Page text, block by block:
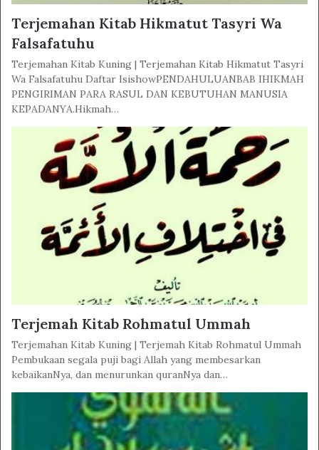
Terjemahan Kitab Hikmatut Tasyri Wa
Falsafatuhu
Terjemahan Kitab Kuning | Terjemahan Kitab Hikmatut Tasyri
Wa Falsafatuhu Daftar IsishowPENDAHULUANBAB IHIKMAH
PENGIRIMAN PARA RASUL DAN KEBUTUHAN MANUSIA
KEPADANYA.Hikmah…
Terjemah Kitab Rohmatul Ummah
Terjemahan Kitab Kuning | Terjemah Kitab Rohmatul Ummah
Pembukaan segala puji bagi Allah yang membesarkan
kebaikanNya, dan menurunkan quranNya dan…